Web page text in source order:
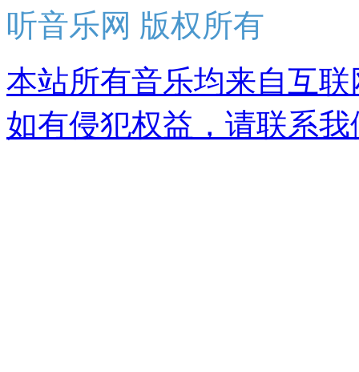
听音乐网 版权所有
本站所有音乐均来自互
如有侵犯权益，请联系